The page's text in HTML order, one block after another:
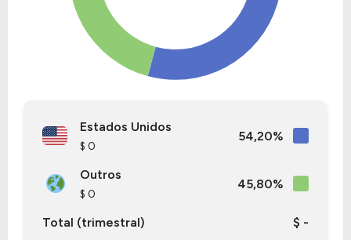
Nos últimos 12 meses a Empresa teve um
faturamento de $ 208,71 Bilhões, que gerou um
lucro no valor de $ 20,59 Bilhões.
possui um P/L de 18,48, um P/VP de 1,95 e nos
últimos 12 meses o dividend yeld da CVX ficou em
3,61%.
CHVX34 , ou pode ser adquirida no exterior através
Estados Unidos
$ 0
54,20%
Outros
$ 0
45,80%
Total (trimestral) $ -